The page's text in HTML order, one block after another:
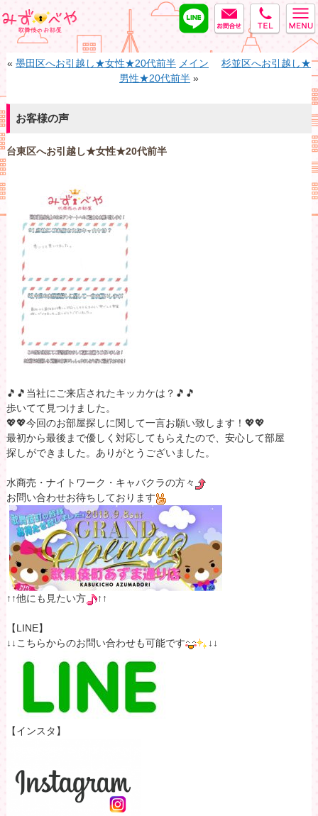
tel
MAIL
LINE
« 墨田区へお引越し★女性★20代前半 メイン
杉並区へお引越し★
男性★20代前半»
お客様の声
台東区へお引越し★女性★20代前半
🎵🎵当社にご来店されたキッカケは？🎵🎵
歩いてて見つけました。
💖💖今回のお部屋探しに関して一言お願い致します！💖💖
最初から最後まで優しく対応してもらえたので、安心して部屋
探しができました。ありがとうございました。
水商売・ナイトワーク・キャバクラの方々
お問い合わせお待ちしております
↑↑他にも見たい方 ↑↑
【LINE】
↓↓こちらからのお問い合わせも可能です
↓↓
【インスタ】